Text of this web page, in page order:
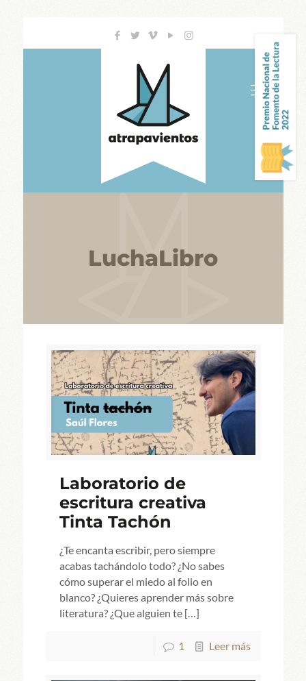
LuchaLibro
Laboratorio de
escritura creativa
Tinta Tachón
¿Te encanta escribir, pero siempre
acabas tachándolo todo? ¿No sabes
cómo superar el miedo al folio en
blanco? ¿Quieres aprender más sobre
literatura? ¿Que alguien te[…]
1 Leer más